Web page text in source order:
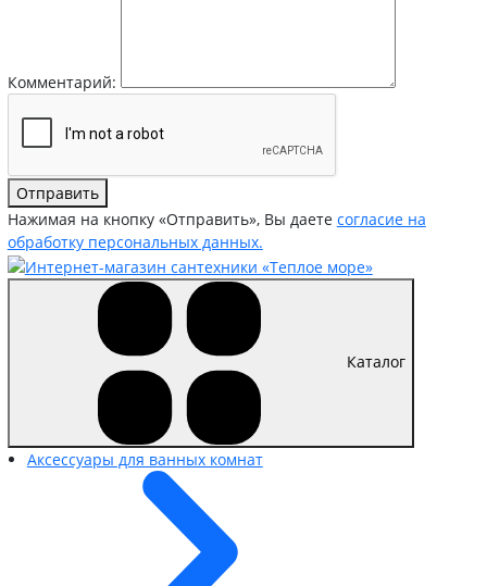
Комментарий:
Отправить
Нажимая на кнопку «Отправить», Вы даете согласие на
обработку персональных данных.
Каталог
Аксессуары для ванных комнат